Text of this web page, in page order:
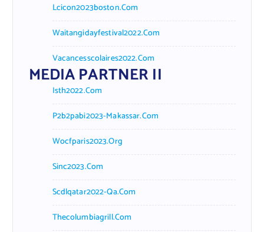
Lcicon2023boston.com
Waitangidayfestival2022.com
Vacancesscolaires2022.com
MEDIA PARTNER II
Isth2022.com
P2b2pabi2023-Makassar.com
Wocfparis2023.org
Sinc2023.com
Scdlqatar2022-Qa.com
Thecolumbiagrill.com